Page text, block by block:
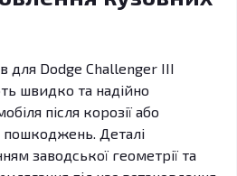
для Dodge Challenger III
швидко та надійно
після корозії або
пошкоджень. Деталі
заводської геометрії та